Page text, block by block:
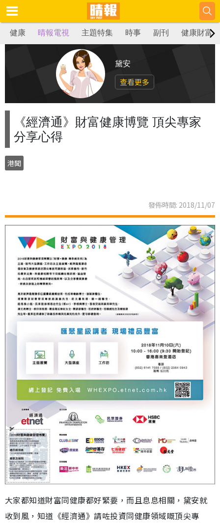
健康 晴報電視 主題特集 時事 副刊 健康財富
黛安
查看更多
《經濟通》財富健康博覽 頂尖專家
分享心得
港聞
發佈時間: 2018/11/07
大家都知道財富同健康都好緊要，而且息息相關，黛安就
收到風，知道《經濟通》請咗投資同健康領域嘅頂尖專